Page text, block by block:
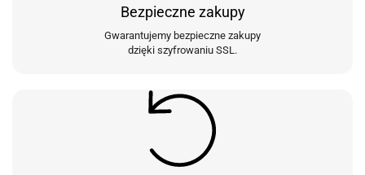
Bezpieczne zakupy
Gwarantujemy bezpieczne zakupy
dzięki szyfrowaniu SSL.